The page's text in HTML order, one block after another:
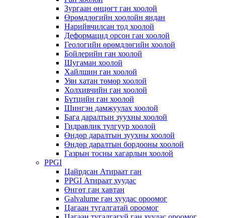
Зургаан өнцөгт ган хоолой
Өрөмдлөгийн хоолойн яндан
Нарийвчилсан тод хоолой
Деформацид орсон ган хоолой
Геологийн өрөмдлөгийн хоолой
Бойлерийн ган хоолой
Шугаман хоолой
Хайлшин ган хоолой
Уян хатан төмөр хоолой
Холхивчийн ган хоолой
Бүтцийн ган хоолой
Шингэн дамжуулах хоолой
Бага даралтын зуухны хоолой
Гидравлик тулгуур хоолой
Өндөр даралтын зуухны хоолой
Өндөр даралтын бордооны хоолой
Газрын тосны хагарлын хоолой
PPGI
Цайрдсан Атираат ган
PPGI Атираат хуудас
Өнгөт ган хавтан
Galvalume ган хуудас ороомог
Цагаан тугалгатай ороомог